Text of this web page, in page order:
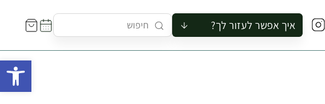
איך אפשר לעזור לך?
להזמין סיור לקבוצה